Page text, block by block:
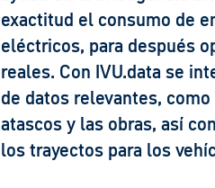
exactitud el consumo de
eléctricos, para después
reales. Con IVU.data se
de datos relevantes,
atascos y las obras, así
los trayectos para los